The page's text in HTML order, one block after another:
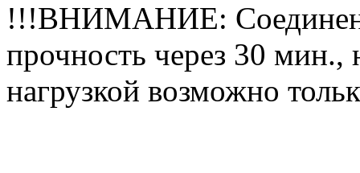
!!!ВНИМАНИЕ:
прочность через 30 мин.,
нагрузкой возможно